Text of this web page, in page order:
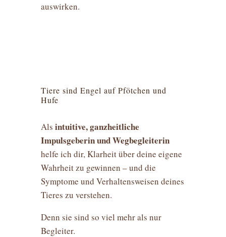
auswirken.
Tiere sind Engel auf Pfötchen und
Hufe
Als intuitive, ganzheitliche
Impulsgeberin und Wegbegleiterin
helfe ich dir, Klarheit über deine eigene
Wahrheit zu gewinnen – und die
Symptome und Verhaltensweisen deines
Tieres zu verstehen.
Denn sie sind so viel mehr als nur
Begleiter.